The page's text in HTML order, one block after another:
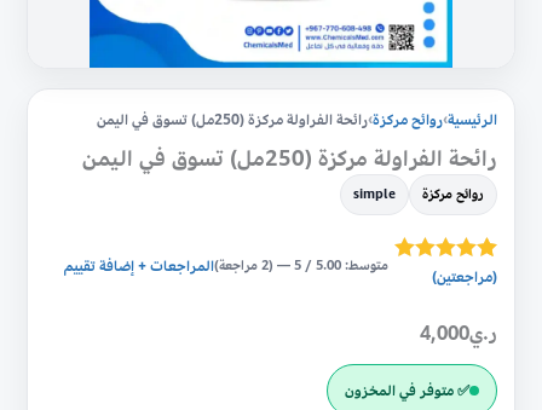
الرئيسية›روائح مركزة›رائحة الفراولة مركزة (250مل) تسوق في اليمن
رائحة الفراولة مركزة (250مل) تسوق في اليمن
روائح مركزة simple
تم التقييم بـ
تقييم
2
من
العملاء
(مراجعتين)
متوسط: 5.00 / 5 — (2 مراجعة) المراجعات + إضافة تقييم
ر.ي4,000
✅ متوفر في المخزون